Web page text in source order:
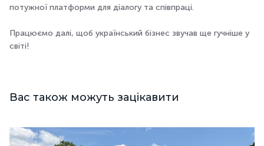
потужної платформи для діалогу та співпраці.
Працюємо далі, щоб український бізнес звучав ще гучніше у
світі!
Вас також можуть зацікавити